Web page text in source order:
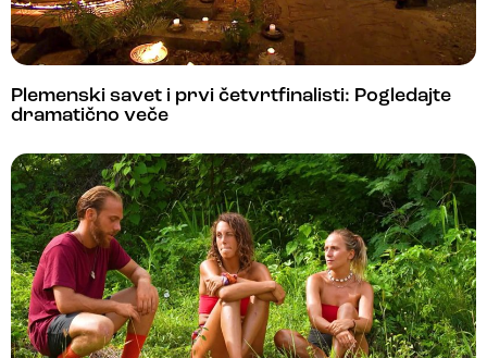
Plemenski savet i prvi četvrtfinalisti: Pogledajte
dramatično veče